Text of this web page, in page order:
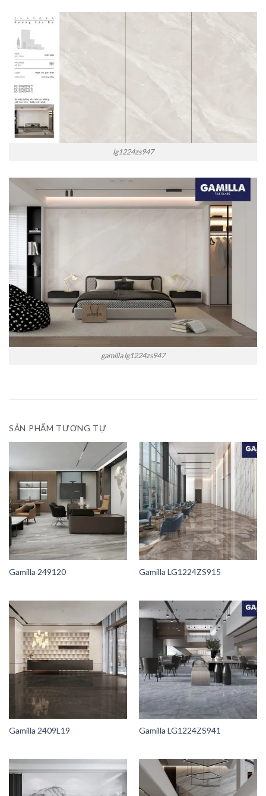
lg1224zs947
gamilla lg1224zs947
SẢN PHẨM TƯƠNG TỰ
Gamilla 249120 Gamilla LG1224ZS915
Gamilla 2409L19 Gamilla LG1224ZS941